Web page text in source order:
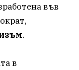
във
.
в